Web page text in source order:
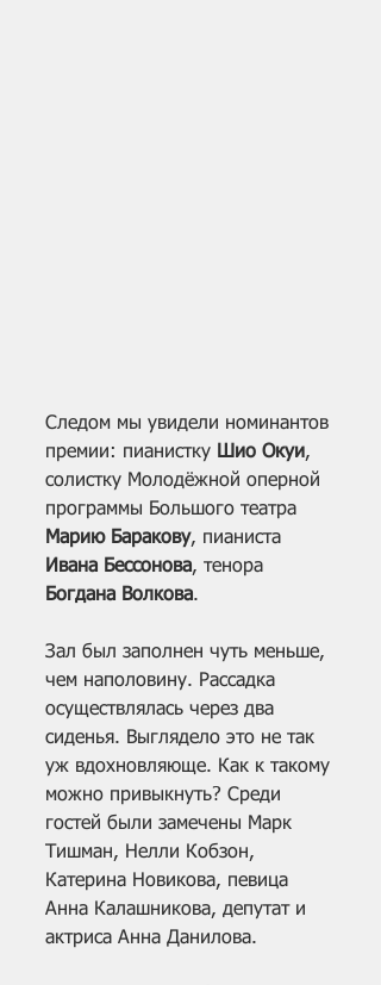
Следом мы увидели номинантов
премии: пианистку Шио Окуи,
солистку Молодёжной оперной
программы Большого театра
Марию Баракову, пианиста
Ивана Бессонова, тенора
Богдана Волкова.
Зал был заполнен чуть меньше,
чем наполовину. Рассадка
осуществлялась через два
сиденья. Выглядело это не так
уж вдохновляюще. Как к такому
можно привыкнуть? Среди
гостей были замечены Марк
Тишман, Нелли Кобзон,
Катерина Новикова, певица
Анна Калашникова, депутат и
актриса Анна Данилова.